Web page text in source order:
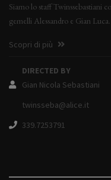
Siamo lo staff Twinssebastiani
gemelli Alessandro e Gian Luca.
Scopri di più
DIRECTED BY
Gian Nicola Sebastiani
twinsseba@alice.it
339.7253791